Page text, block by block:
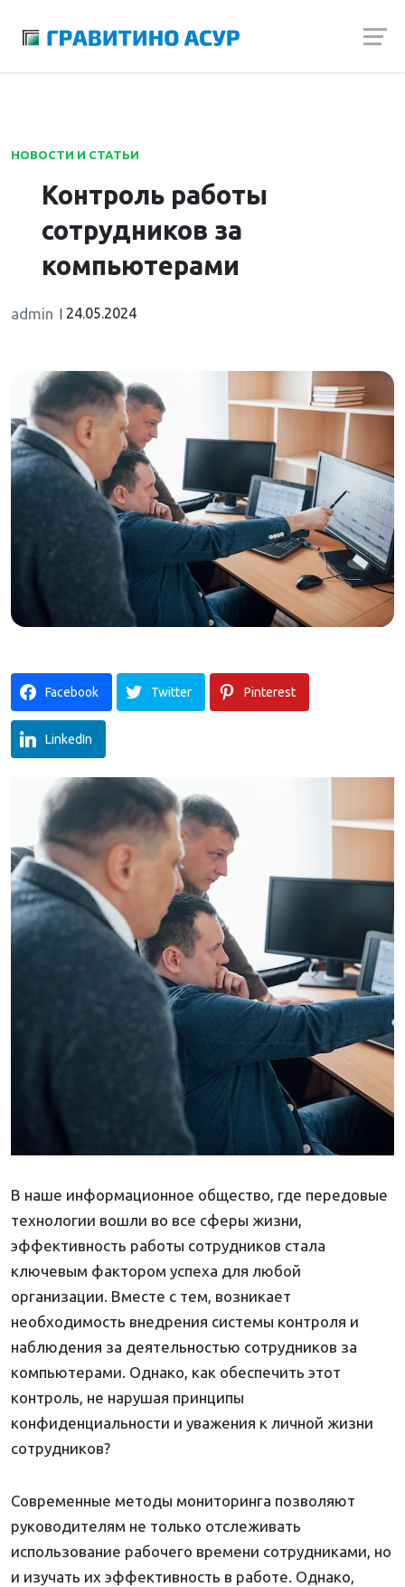
НОВОСТИ И СТАТЬИ
Контроль работы
сотрудников за
компьютерами
admin 24.05.2024
Facebook Twitter Pinterest
LinkedIn
В наше информационное общество, где передовые
технологии вошли во все сферы жизни,
эффективность работы сотрудников стала
ключевым фактором успеха для любой
организации. Вместе с тем, возникает
необходимость внедрения системы контроля и
наблюдения за деятельностью сотрудников за
компьютерами. Однако, как обеспечить этот
контроль, не нарушая принципы
конфиденциальности и уважения к личной жизни
сотрудников?
Современные методы мониторинга позволяют
руководителям не только отслеживать
использование рабочего времени сотрудниками, но
и изучать их эффективность в работе. Однако,